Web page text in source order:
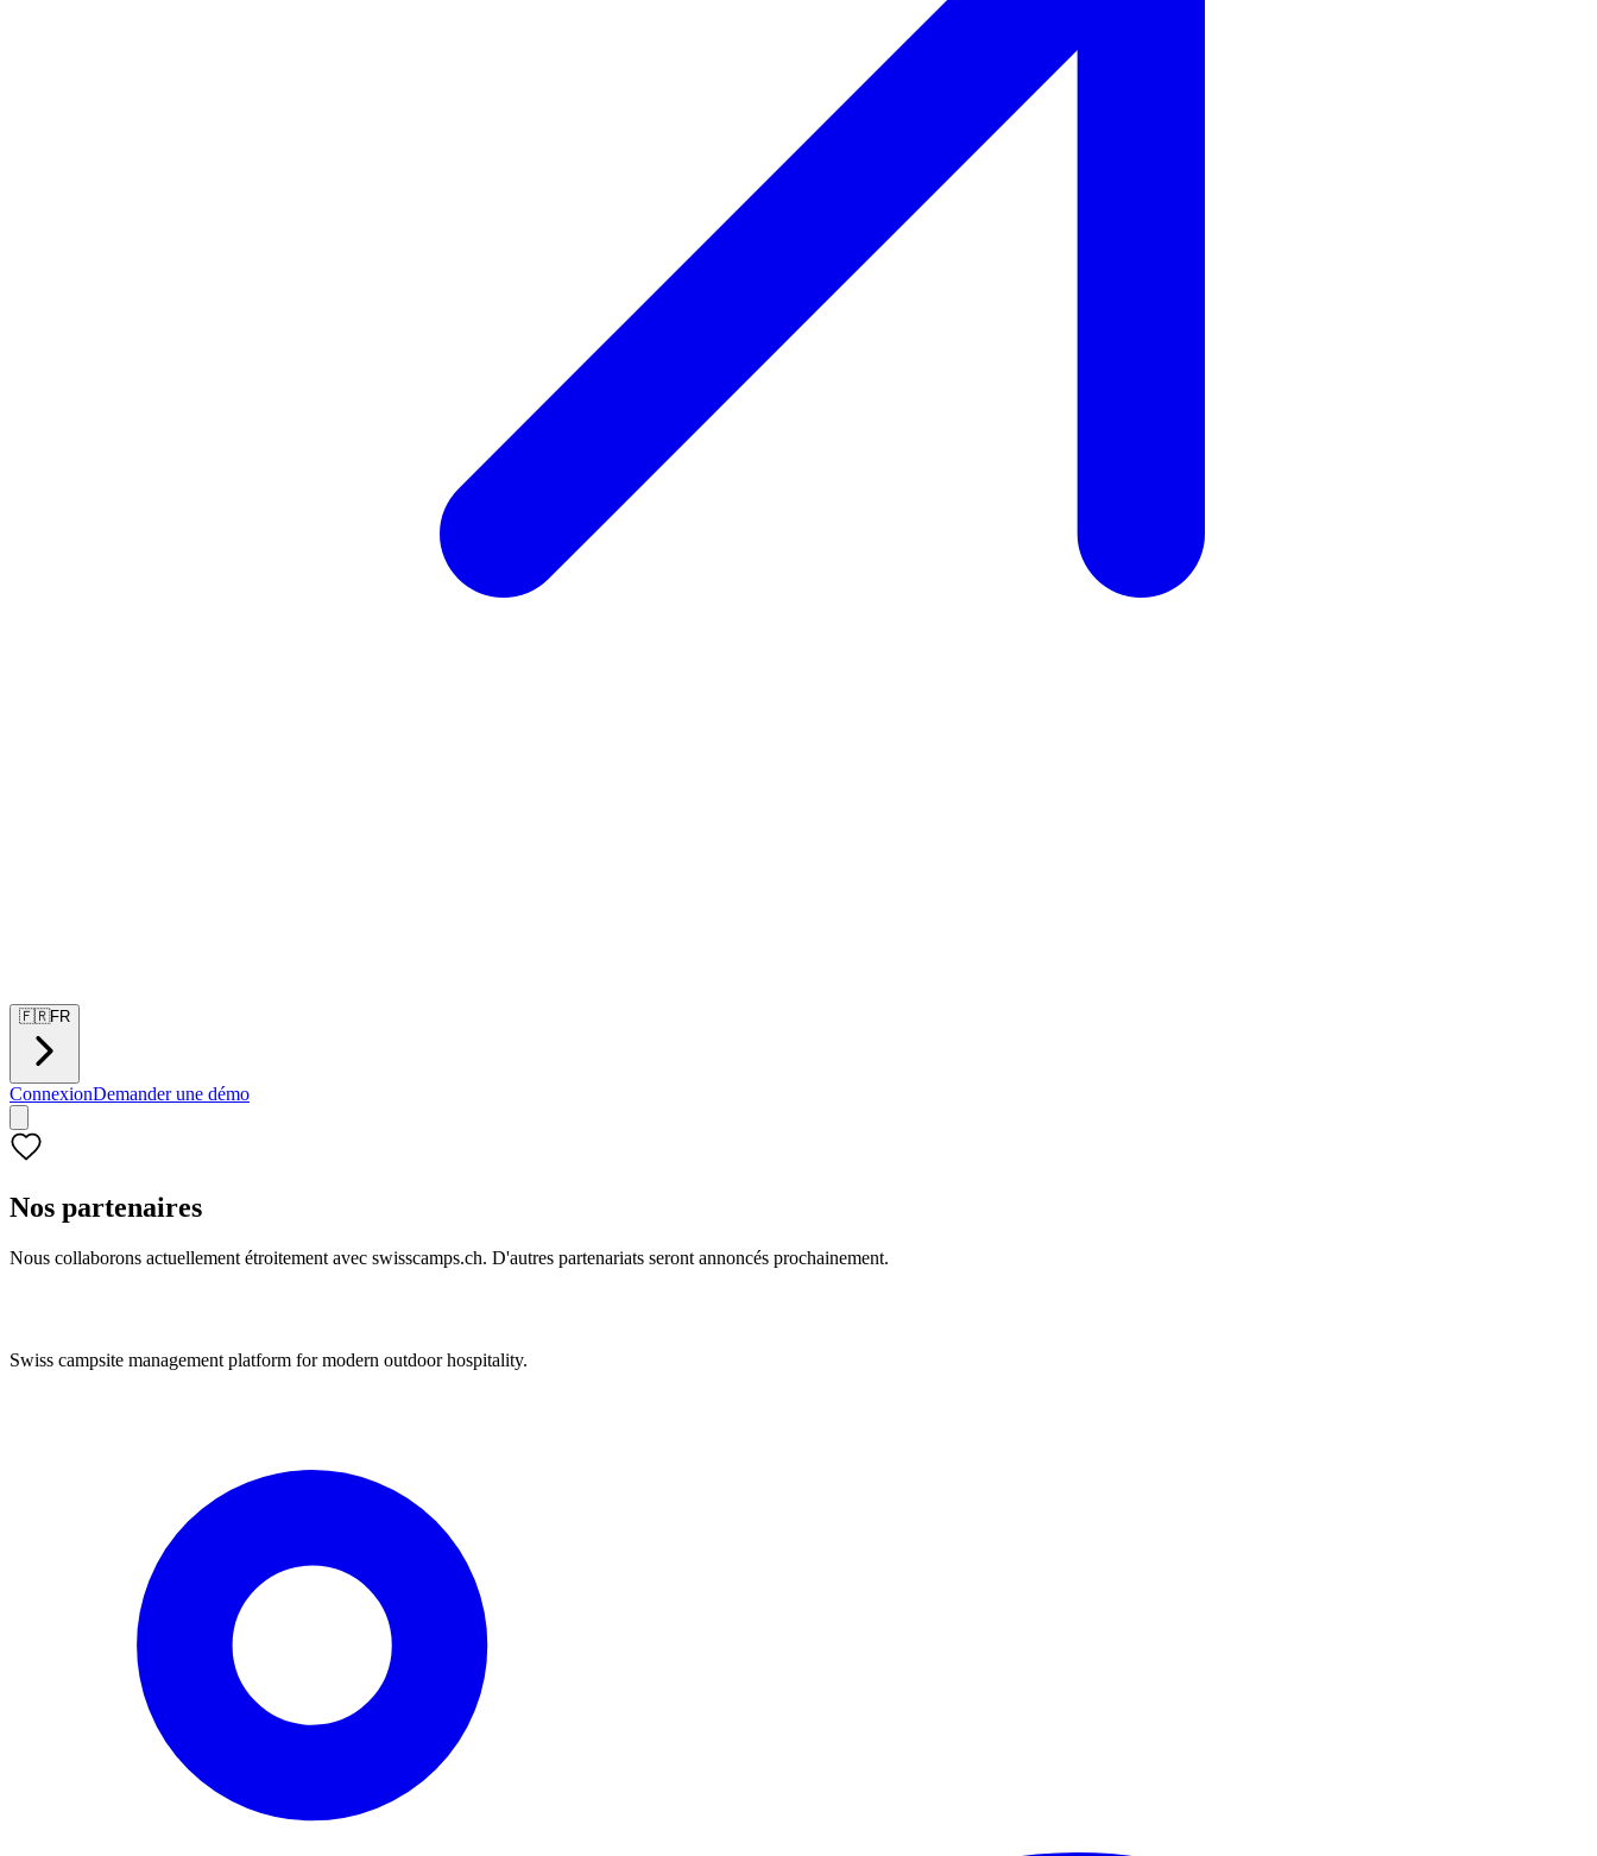
🇫🇷FR
ConnexionDemander une démo
Nos partenaires
Nous collaborons actuellement étroitement avec swisscamps.ch. D'autres partenariats seront annoncés prochainement.
Swiss campsite management platform for modern outdoor hospitality.